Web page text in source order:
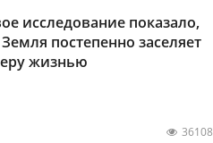
исследование показало,
постепенно заселяет
жизнью
36108